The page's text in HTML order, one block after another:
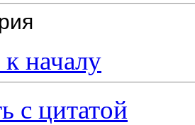
началу
с цитатой